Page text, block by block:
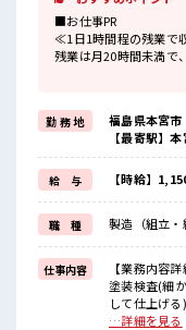
■お仕事PR
≪1日1時間程の残業で
残業は月20時間未満で、
週末は家族や友人と一
≪モチベーションもUP≫
派手過ぎなければ髪型
(規定有)制服があると
≪未経験OKの仕事≫
新しいことにチャレン
しっかり働く環境が整
イチからスキルUP・ス
≪様々なお仕事をご提
一人で悩まず気軽に相
派遣のお仕事です！
■職場の雰囲気
勤 務 地
福島県本宮市
【最寄駅】
給 与 【時給】
職 種 製造（組立・
仕事内容
【業務内容
塗装検査(細
して仕上げ
焼きいれる作
…詳細を見る